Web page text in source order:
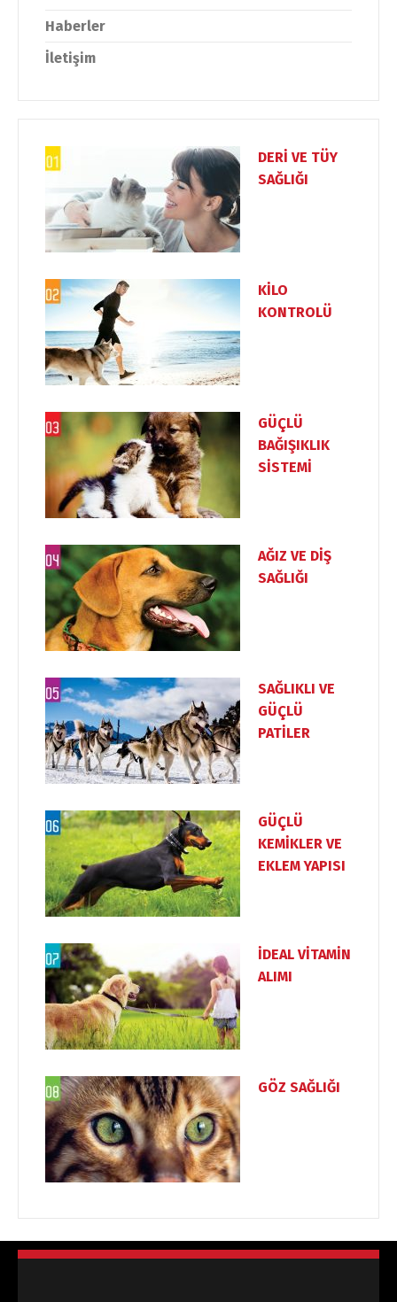
Haberler
İletişim
DERİ VE TÜY
SAĞLIĞI
KİLO
KONTROLÜ
GÜÇLÜ
BAĞIŞIKLIK
SİSTEMİ
AĞIZ VE DİŞ
SAĞLIĞI
SAĞLIKLI VE
GÜÇLÜ
PATİLER
GÜÇLÜ
KEMİKLER VE
EKLEM YAPISI
İDEAL VİTAMİN
ALIMI
GÖZ SAĞLIĞI